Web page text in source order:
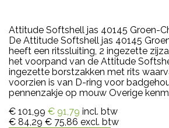
Attitude Softshell jas 40145 Groen-
De Attitude Softshell jas 40145
heeft een ritssluiting, 2 ingezette
het voorpand van de Attitude
ingezette borstzakken met rits
voorzien is van D-ring voor
pennenzakje op mouw Overige
€ 101,99 € 91,79 incl. btw
€ 84,29 € 75,86 excl. btw